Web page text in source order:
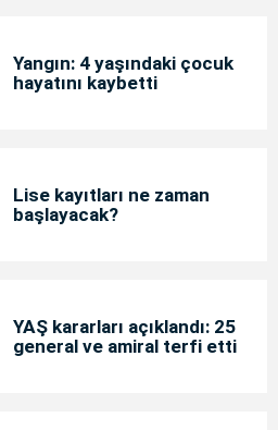
Yangın: 4 yaşındaki çocuk
hayatını kaybetti
Lise kayıtları ne zaman
başlayacak?
YAŞ kararları açıklandı: 25
general ve amiral terfi etti